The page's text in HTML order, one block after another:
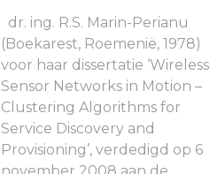
dr. ing. R.S. Marin-Perianu
(Boekarest, Roemenië, 1978)
voor haar dissertatie ‘Wireless
Sensor Networks in Motion –
Clustering Algorithms for
Service Discovery and
Provisioning’, verdedigd op 6